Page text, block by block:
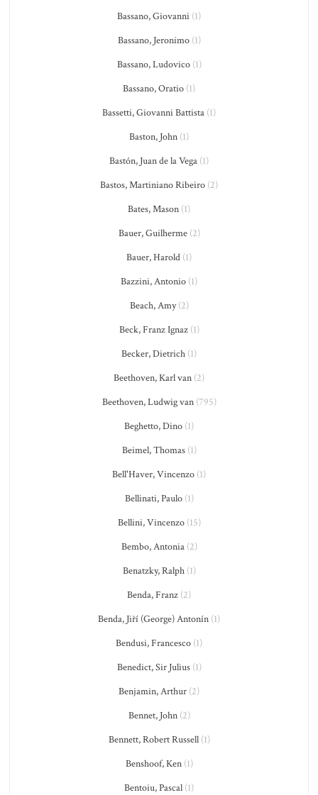
Bassano, Giovanni (1)
Bassano, Jeronimo(1)
Bassano, Ludovico(1)
Bassano, Oratio (1)
Bassetti, Giovanni Battista (1)
Baston, John (1)
Bastón, Juan de la Vega (1)
Bastos, Martiniano Ribeiro (2)
Bates, Mason (1)
Bauer, Guilherme(2)
Bauer, Harold (1)
Bazzini, Antonio (1)
Beach, Amy(2)
Beck, Franz Ignaz(1)
Becker, Dietrich (1)
Beethoven, Karl van (2)
Beethoven, Ludwig van(795)
Beghetto, Dino (1)
Beimel, Thomas(1)
Bell'Haver, Vincenzo (1)
Bellinati, Paulo(1)
Bellini, Vincenzo(15)
Bembo, Antonia(2)
Benatzky, Ralph(1)
Benda, Franz (2)
Benda, Jiří (George) Antonín (1)
Bendusi, Francesco (1)
Benedict, Sir Julius(1)
Benjamin, Arthur (2)
Bennet, John(2)
Bennett, Robert Russell(1)
Benshoof, Ken(1)
Bentoiu, Pascal (1)